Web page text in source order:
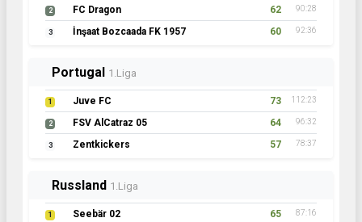
2 FC Dragon 62 90:28
3 İnşaat Bozcaada FK 1957 60 92:36
Portugal 1.Liga
1 Juve FC 73 112:23
2 FSV AlCatraz 05 64 96:32
3 Zentkickers 57 78:37
Russland 1.Liga
1 Seebär 02 65 87:16